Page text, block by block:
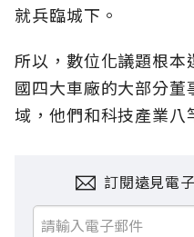
就兵臨城下。
所以，數位化議題根
國四大車廠的大部分
域，他們和科技產業八
訂閱遠見電